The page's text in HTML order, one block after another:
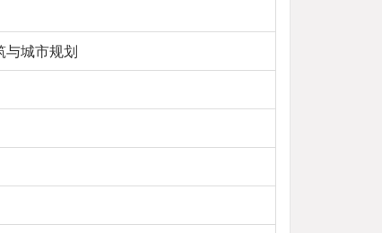
与城市规划